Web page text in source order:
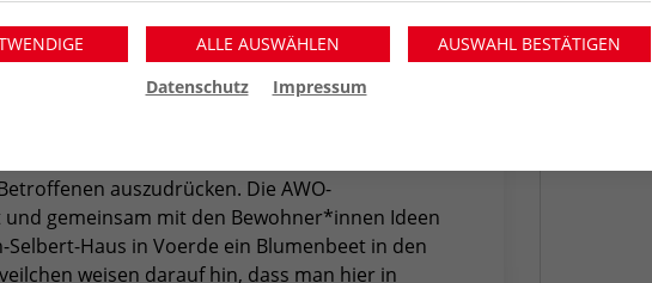
in der Ukraine. Bei vielen älteren
Kindheit während des 2. Weltkriegs hoch. Sie
die Zerstörung und Flucht auslösen und
gerade durchleben.
viele haben das Bedürfnis darüber zu reden
auszudrücken. Die AWO-
gemeinsam mit den Bewohner*innen Ideen
Haus in Voerde ein Blumenbeet in den
weisen darauf hin, dass man hier in
ALLE AUSWÄHLEN
AUSWAHL BESTÄTIGEN
Datenschutz
Impressum